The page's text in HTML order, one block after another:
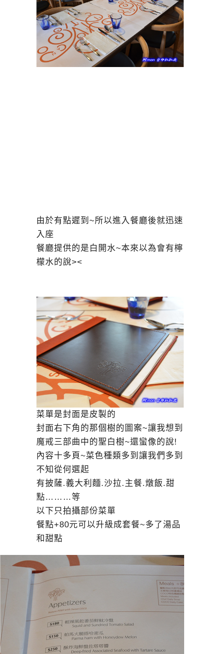
由於有點遲到~所以進入餐廳後就迅速
入座
餐廳提供的是白開水~本來以為會有檸
檬水的說><
菜單是封面是皮製的
封面右下角的那個樹的圖案~讓我想到
魔戒三部曲中的聖白樹~還蠻像的說!
內容十多頁~菜色種類多到讓我們多到
不知從何選起
有披薩.義大利麵.沙拉.主餐.燉飯.甜
點………等
以下只拍攝部份菜單
餐點+80元可以升級成套餐~多了湯品
和甜點